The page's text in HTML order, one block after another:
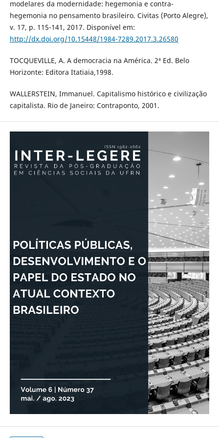
modelares da modernidade: hegemonia e contra-
hegemonia no pensamento brasileiro. Civitas (Porto Alegre),
v. 17, p. 115-141, 2017. Disponível em:
http://dx.doi.org/10.15448/1984-7289.2017.3.26580
TOCQUEVILLE, A. A democracia na América. 2ª Ed. Belo
Horizonte: Editora Itatiaia,1998.
WALLERSTEIN, Immanuel. Capitalismo histórico e civilização
capitalista. Rio de Janeiro: Contraponto, 2001.